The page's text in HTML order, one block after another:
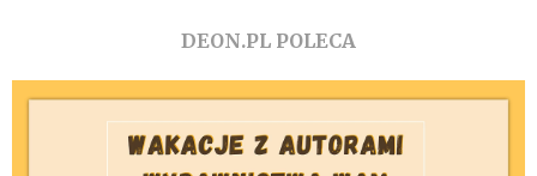
DEON.PL POLECA